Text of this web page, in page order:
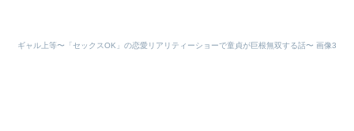
ギャル上等〜「セックスOK」の恋愛リアリティーショーで童貞が巨根無双する話〜 画像3